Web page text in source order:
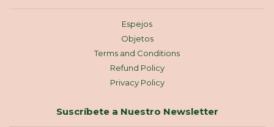
Espejos
Objetos
Terms and Conditions
Refund Policy
Privacy Policy
Suscríbete a Nuestro Newsletter